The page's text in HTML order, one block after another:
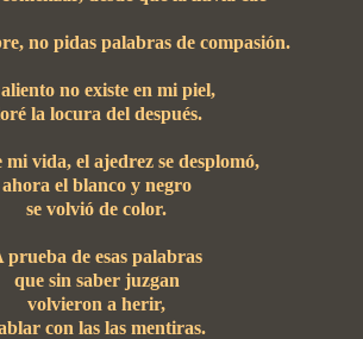
no pidas palabras de compasión.
no existe en mi piel,
la locura del después.
mi vida, el ajedrez se desplomó,
ahora el blanco y negro
se volvió de color.
prueba de esas palabras
que sin saber juzgan
volvieron a herir,
con las las mentiras.